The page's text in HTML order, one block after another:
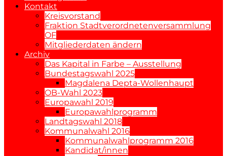
Kontakt
Kreisvorstand
Fraktion Stadtverordnetenversammlung
OF
Mitgliederdaten ändern
Archiv
Das Kapital in Farbe – Ausstellung
Bundestagswahl 2025
Magdalena Depta-Wollenhaupt
OB-Wahl 2023
Europawahl 2019
Europawahlprogramm
Landtagswahl 2018
Kommunalwahl 2016
Kommunalwahlprogramm 2016
Kandidat/innen